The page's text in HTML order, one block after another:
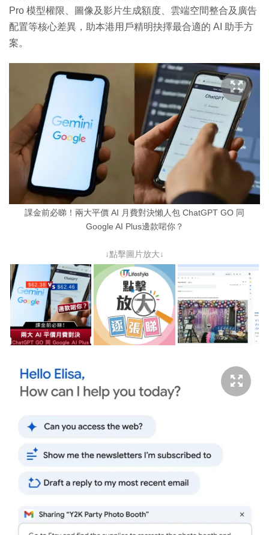
Pro 模型權限、圖像及影片生成額度、雲端空間整合及廣告
配置等核心差異，助本港用戶精明抉擇最合適的 AI 助手方
案。
課金前必睇！兩大平價 AI 月費對決懶人包 ChatGPT GO 同
Google AI Plus邊款啱你？
↓點擊圖片放大↓